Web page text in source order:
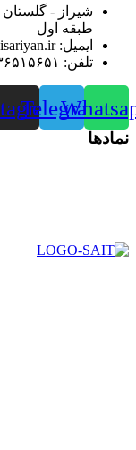
شیراز -
طبقه اول
ایمیل: info@irsapardisariyan.ir
تلفن: ۳۶۵۱۵۶۵۱ - ۰۷۱
Telegram
نمادها